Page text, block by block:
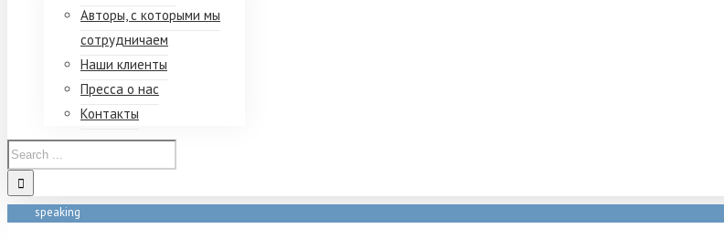
Авторы, с которыми мы
сотрудничаем
Наши клиенты
Пресса о нас
Контакты
speaking